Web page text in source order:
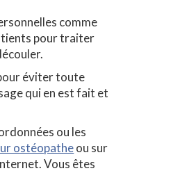
comme
pour traiter
éviter toute
qui en est fait et
ou les
ostéopatheou sur
Vous êtes